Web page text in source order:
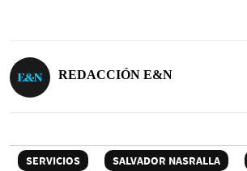
REDACCIÓN E&N
SERVICIOS SALVADOR NASRALLA